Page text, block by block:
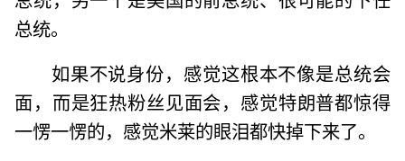
总统。
如果不说身份，感觉这根本不像是总统会
面，而是狂热粉丝见面会，感觉特朗普都惊得
一愣一愣的，感觉米莱的眼泪都快掉下来了。